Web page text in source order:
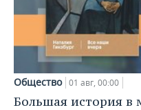
Общество 01 авг, 00:00
Большая история в